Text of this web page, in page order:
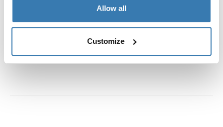
Allow all
Customize
„Es geht darum, Vertrauen zu
schaffen – das Wissen, dass unsere
Produkte dich nicht im Stich lassen,
wenn es wirklich darauf ankommt.“